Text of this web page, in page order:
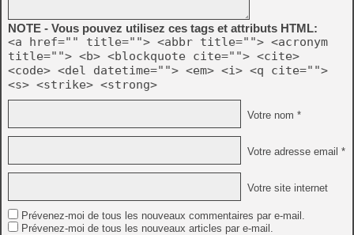
NOTE - Vous pouvez utilisez ces tags et attributs HTML:
<a href="" title=""> <abbr title=""> <acronym
title=""> <b> <blockquote cite=""> <cite>
<code> <del datetime=""> <em> <i> <q cite="">
<s> <strike> <strong>
Votre nom *
Votre adresse email *
Votre site internet
Prévenez-moi de tous les nouveaux commentaires par e-mail.
Prévenez-moi de tous les nouveaux articles par e-mail.